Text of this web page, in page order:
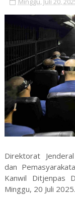
Direktorat
dan
Kanwil Ditjenpas
Minggu, 20 Juli 2025.